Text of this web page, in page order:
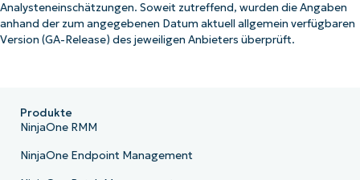
Analysteneinschätzungen. Soweit zutreffend, wurden die Angaben
anhand der zum angegebenen Datum aktuell allgemein verfügbaren
Version (GA-Release) des jeweiligen Anbieters überprüft.
Produkte
NinjaOne RMM
NinjaOne Endpoint Management